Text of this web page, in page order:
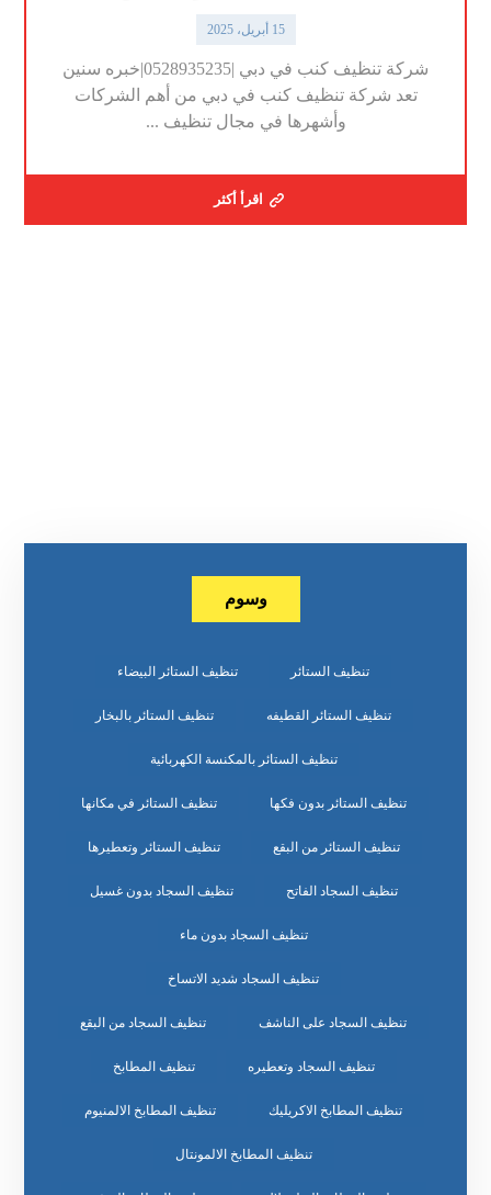
15 أبريل، 2025
شركة تنظيف كنب في دبي |0528935235|خبره سنين
تعد شركة تنظيف كنب في دبي من أهم الشركات
وأشهرها في مجال تنظيف ...
اقرأ أكثر
وسوم
تنظيف الستائر تنظيف الستائر البيضاء
تنظيف الستائر القطيفه تنظيف الستائر بالبخار
تنظيف الستائر بالمكنسة الكهربائية
تنظيف الستائر بدون فكها تنظيف الستائر في مكانها
تنظيف الستائر من البقع تنظيف الستائر وتعطيرها
تنظيف السجاد الفاتح تنظيف السجاد بدون غسيل
تنظيف السجاد بدون ماء
تنظيف السجاد شديد الاتساخ
تنظيف السجاد على الناشف تنظيف السجاد من البقع
تنظيف السجاد وتعطيره تنظيف المطابخ
تنظيف المطابخ الاكريليك تنظيف المطابخ الالمنيوم
تنظيف المطابخ الالمونتال